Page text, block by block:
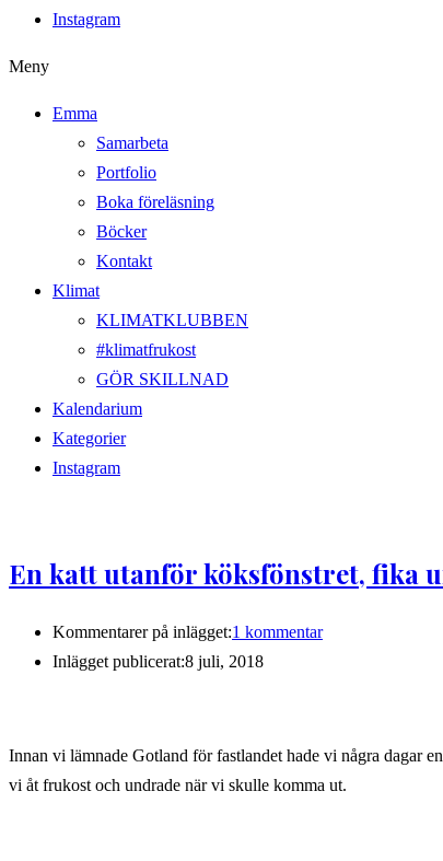
Instagram
Meny
Emma
Samarbeta
Portfolio
Boka föreläsning
Böcker
Kontakt
Klimat
KLIMATKLUBBEN
#klimatfrukost
GÖR SKILLNAD
Kalendarium
Kategorier
Instagram
En katt utanför köksfönstret, fika
Kommentarer på inlägget:1 kommentar
Inlägget publicerat:8 juli, 2018
Innan vi lämnade Gotland för fastlandet hade vi några dagar
vi åt frukost och undrade när vi skulle komma ut.